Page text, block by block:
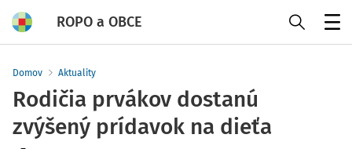
ROPO a OBCE
Domov Aktuality
Rodičia prvákov dostanú
zvýšený prídavok na dieťa